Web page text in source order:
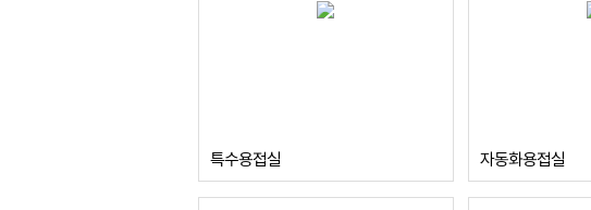
특수용접실 자동화용접실